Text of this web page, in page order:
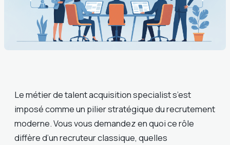
Le métier de talent acquisition specialist s’est
imposé comme un pilier stratégique du recrutement
moderne. Vous vous demandez en quoi ce rôle
diffère d’un recruteur classique, quelles